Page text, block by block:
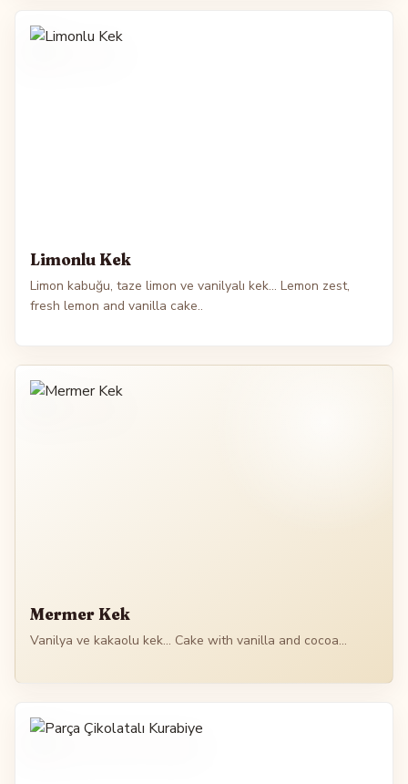
Limonlu Kek
Limon kabuğu, taze limon ve vanilyalı kek… Lemon zest,
fresh lemon and vanilla cake..
Mermer Kek
Vanilya ve kakaolu kek... Cake with vanilla and cocoa...